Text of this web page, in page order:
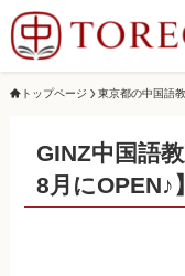
トップページ 東京都の中国語
GINZ中国語
8月にOPEN♪